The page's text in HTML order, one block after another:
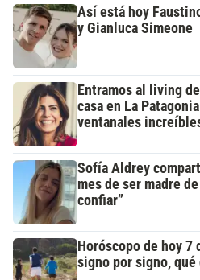
Así está hoy
y Gianluca Simeone
Entramos al living
casa en La
ventanales
Sofía Aldrey
mes de ser madre
confiar”
Horóscopo de hoy 7
signo por signo,